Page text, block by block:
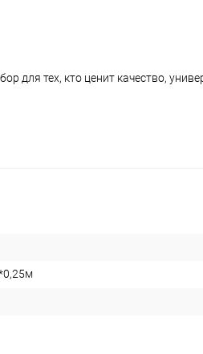
для тех, кто ценит качество,